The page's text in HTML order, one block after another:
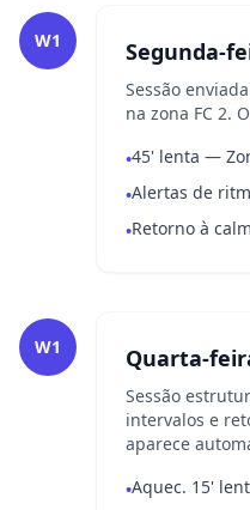
W1 Segunda-
Sessão
na zona FC 2.
•45' lenta —
•Alertas de
•Retorno à
W1 Quarta-
Sessão
intervalos e
aparece
•Aquec. 15'